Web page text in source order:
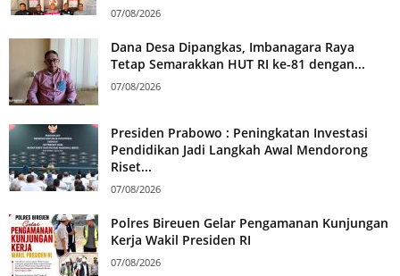
07/08/2026
Dana Desa Dipangkas, Imbanagara Raya
Tetap Semarakkan HUT RI ke-81 dengan...
07/08/2026
Presiden Prabowo : Peningkatan Investasi
Pendidikan Jadi Langkah Awal Mendorong
Riset...
07/08/2026
Polres Bireuen Gelar Pengamanan Kunjungan
Kerja Wakil Presiden RI
07/08/2026